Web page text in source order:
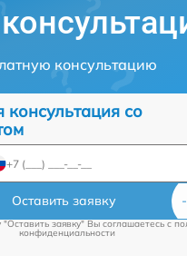
консультацию
консультация со
Оставить заявку
заявку" Вы соглашаетесь c
конфиденциальности